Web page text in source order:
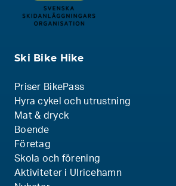
Ski Bike Hike
Priser BikePass
Hyra cykel och utrustning
Mat & dryck
Boende
Företag
Skola och förening
Aktiviteter i Ulricehamn